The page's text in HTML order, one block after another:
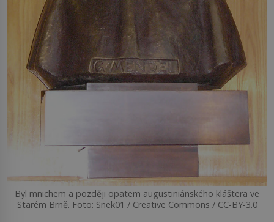
Byl mnichem a později opatem augustiniánského kláštera ve
Starém Brně. Foto: Snek01 / Creative Commons / CC-BY-3.0